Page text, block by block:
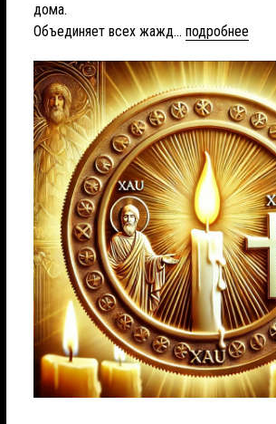
дома.
Объединяет всех жажд... подробнее